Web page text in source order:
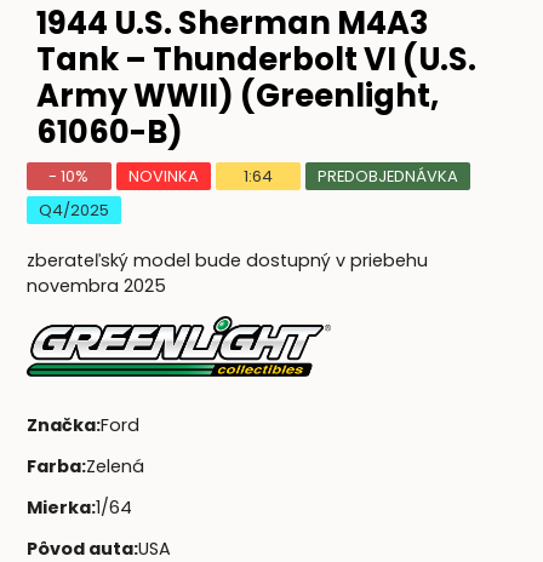
1944 U.S. Sherman M4A3
Tank – Thunderbolt VI (U.S.
Army WWII) (Greenlight,
61060-B)
- 10% NOVINKA 1:64
PREDOBJEDNÁVKA
Q4/2025
zberateľský model bude dostupný v priebehu
novembra 2025
Značka:Ford
Farba:Zelená
Mierka:1/64
Pôvod auta:USA